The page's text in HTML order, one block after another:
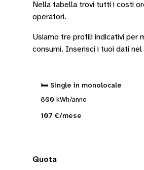
Nella tabella trovi tutti i costi
operatori.
Usiamo tre profili indicativi per
consumi. Inserisci i tuoi dati
🛏️ Single in monolocale
800 kWh/anno
107 €/mese
Quota